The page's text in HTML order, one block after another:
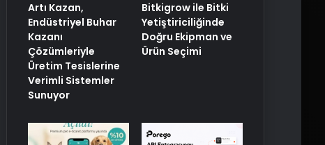
Artı Kazan,
Endüstriyel Buhar
Kazanı
Çözümleriyle
Üretim Tesislerine
Verimli Sistemler
Sunuyor
Bitkigrow ile Bitki
Yetiştiriciliğinde
Doğru Ekipman ve
Ürün Seçimi